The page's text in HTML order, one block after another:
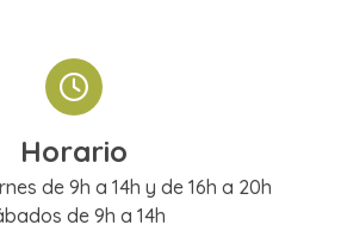
Horario
de 9h a 14h y de 16h a 20h
de 9h a 14h